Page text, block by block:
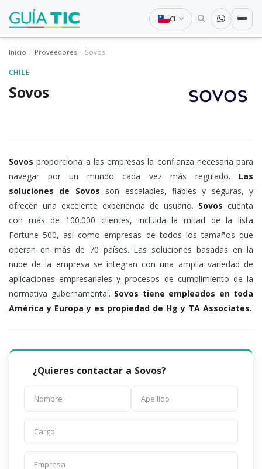
CL
Inicio Proveedores Sovos
CHILE
Sovos
Sovos proporciona a las empresas la confianza necesaria para
navegar por un mundo cada vez más regulado. Las
soluciones de Sovos son escalables, fiables y seguras, y
ofrecen una excelente experiencia de usuario. Sovos cuenta
con más de 100.000 clientes, incluida la mitad de la lista
Fortune 500, así como empresas de todos los tamaños que
operan en más de 70 países. Las soluciones basadas en la
nube de la empresa se integran con una amplia variedad de
aplicaciones empresariales y procesos de cumplimiento de la
normativa gubernamental. Sovos tiene empleados en toda
América y Europa y es propiedad de Hg y TA Associates.
¿Quieres contactar a Sovos?